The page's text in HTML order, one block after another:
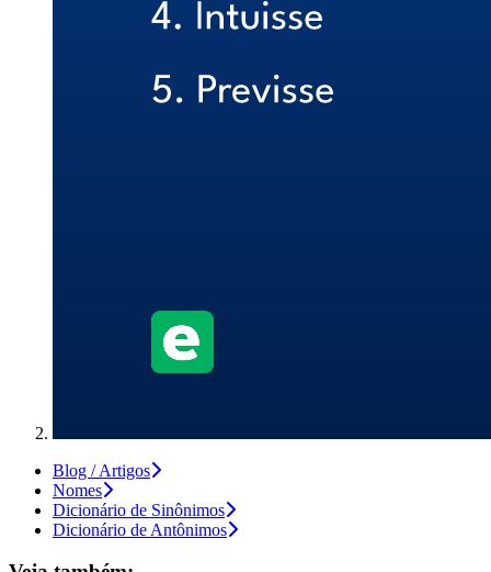
Blog / Artigos
Nomes
Dicionário de Sinônimos
Dicionário de Antônimos